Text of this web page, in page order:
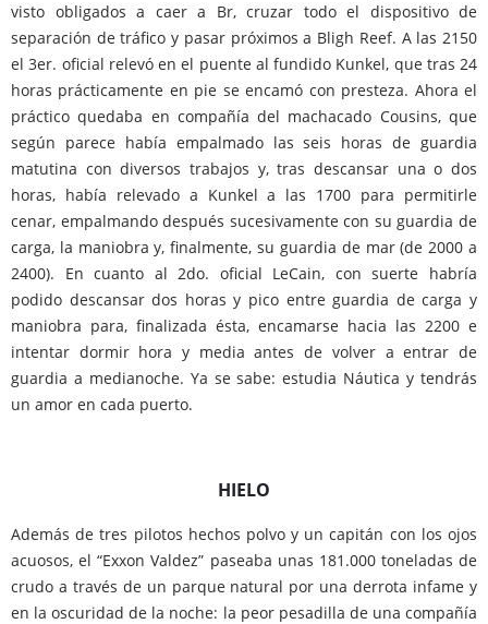
visto obligados a caer a Br, cruzar todo el dispositivo de
separación de tráfico y pasar próximos a Bligh Reef. A las 2150
el 3er. oficial relevó en el puente al fundido Kunkel, que tras 24
horas prácticamente en pie se encamó con presteza. Ahora el
práctico quedaba en compañía del machacado Cousins, que
según parece había empalmado las seis horas de guardia
matutina con diversos trabajos y, tras descansar una o dos
horas, había relevado a Kunkel a las 1700 para permitirle
cenar, empalmando después sucesivamente con su guardia de
carga, la maniobra y, finalmente, su guardia de mar (de 2000 a
2400). En cuanto al 2do. oficial LeCain, con suerte habría
podido descansar dos horas y pico entre guardia de carga y
maniobra para, finalizada ésta, encamarse hacia las 2200 e
intentar dormir hora y media antes de volver a entrar de
guardia a medianoche. Ya se sabe: estudia Náutica y tendrás
un amor en cada puerto.
HIELO
Además de tres pilotos hechos polvo y un capitán con los ojos
acuosos, el “Exxon Valdez” paseaba unas 181.000 toneladas de
crudo a través de un parque natural por una derrota infame y
en la oscuridad de la noche: la peor pesadilla de una compañía